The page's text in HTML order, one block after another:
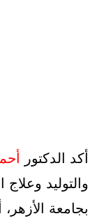
أكد الدكتور
والتوليد
بجامعة